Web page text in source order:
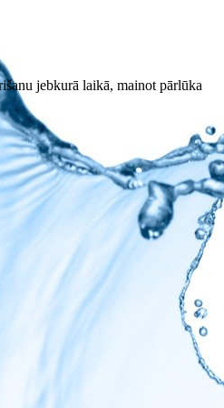
jebkurā laikā, mainot pārlūka